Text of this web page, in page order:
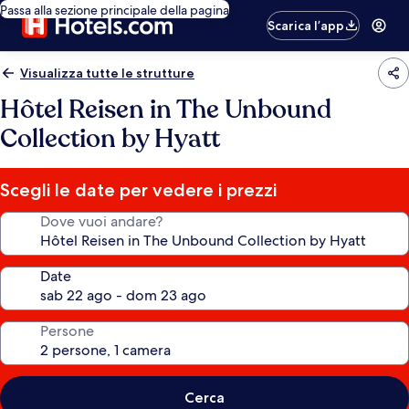
Passa alla sezione principale della pagina
Scarica l’app
Visualizza tutte le strutture
Hôtel Reisen in The Unbound
Collection by Hyatt
Scegli le date per vedere i prezzi
Dove vuoi andare?
Date
Persone
Cerca